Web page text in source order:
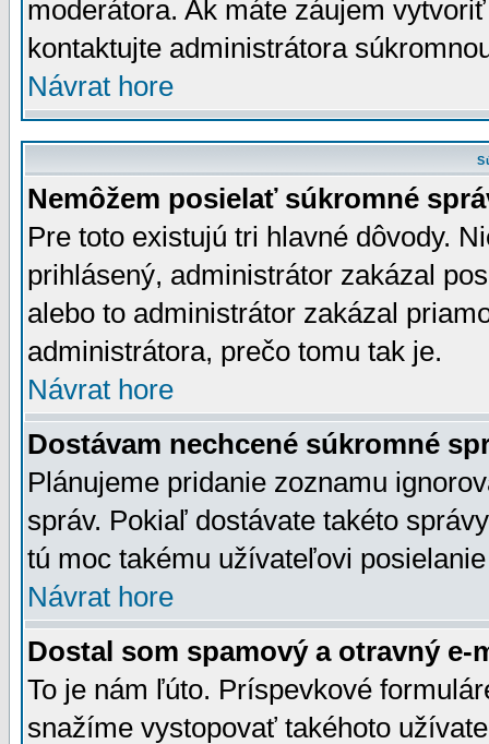
moderátora. Ak máte záujem
kontaktujte administrátora
Návrat hore
Nemôžem posielať súkromné
Pre toto existujú tri hlavné dôvody.
prihlásený, administrátor zakázal
alebo to administrátor zakázal
administrátora, prečo tomu tak je.
Návrat hore
Dostávam nechcené súkromné
Plánujeme pridanie zoznamu
správ. Pokiaľ dostávate takéto
tú moc takému užívateľovi
Návrat hore
Dostal som spamový a otravný e-
To je nám ľúto. Príspevkové
snažíme vystopovať takéhoto